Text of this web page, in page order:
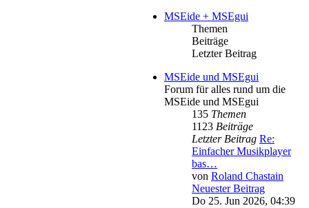
MSEide + MSEgui
Themen
Beiträge
Letzter Beitrag
MSEide und MSEgui
Forum für alles rund um die
MSEide und MSEgui
135 Themen
1123 Beiträge
Letzter Beitrag Re:
Einfacher Musikplayer
bas…
von Roland Chastain
Neuester Beitrag
Do 25. Jun 2026, 04:39